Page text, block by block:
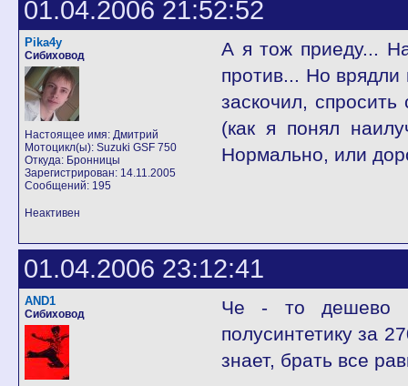
01.04.2006 21:52:52
Pika4y
Сибиховод
Настоящее имя: Дмитрий
Мотоцикл(ы): Suzuki GSF 750
Откуда: Бронницы
Зарегистрирован: 14.11.2005
Сообщений: 195
А я тож приеду...
против... Но врядли
заскочил, спросить
(как я понял
Нормально, или
Неактивен
01.04.2006 23:12:41
AND1
Сибиховод
Че - то дешево
полусинтетику за
знает, брать все